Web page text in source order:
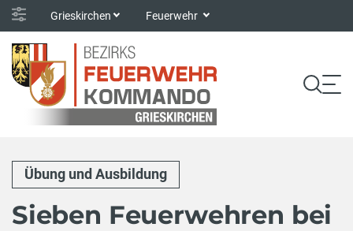
Grieskirchen Feuerwehr
Übung und Ausbildung
Sieben Feuerwehren bei